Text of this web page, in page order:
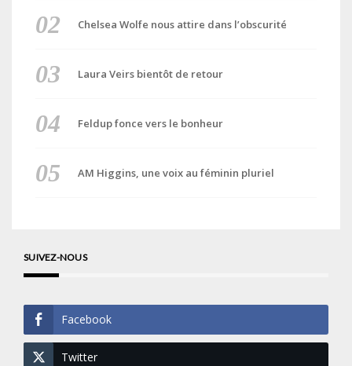
Chelsea Wolfe nous attire dans l’obscurité
Laura Veirs bientôt de retour
Feldup fonce vers le bonheur
AM Higgins, une voix au féminin pluriel
SUIVEZ-NOUS
Facebook
Twitter